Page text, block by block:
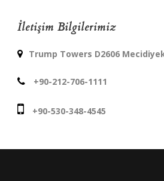
İletişim Bilgilerimiz
Trump Towers D2606
+90-212-706-1111
+90-530-348-4545